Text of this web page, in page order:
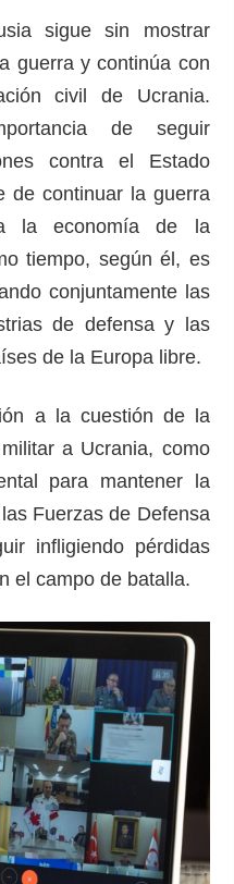
sigue sin mostrar
guerra y continúa con
civil de Ucrania.
de seguir
contra el Estado
de continuar la guerra
la economía de la
tiempo, según él, es
conjuntamente las
de defensa y las
de la Europa libre.
a la cuestión de la
a Ucrania, como
para mantener la
Fuerzas de Defensa
infligiendo pérdidas
el campo de batalla.